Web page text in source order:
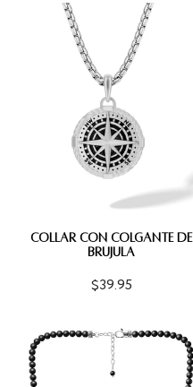
COLLAR CON COLGANTE DE
BRÚJULA
$39.95